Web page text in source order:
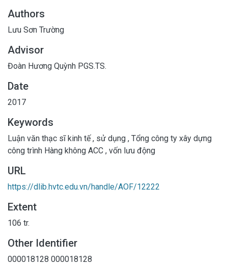
Authors
Lưu Sơn Trường
Advisor
Đoàn Hương Quỳnh PGS.TS.
Date
2017
Keywords
Luận văn thạc sĩ kinh tế, sử dụng , Tổng công ty xây dựng
công trình Hàng không ACC , vốn lưu động
URL
https://dlib.hvtc.edu.vn/handle/AOF/12222
Extent
106 tr.
Other Identifier
000018128 000018128